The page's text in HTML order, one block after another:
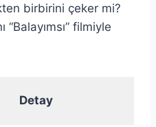
birbirini çeker mi?
filmiyle
Detay